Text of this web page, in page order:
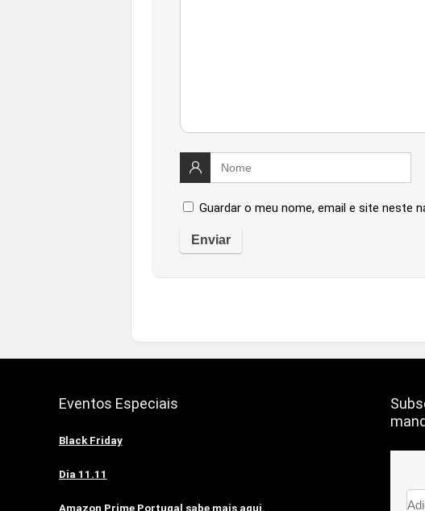
Guardar o meu nome, email e site neste
Eventos Especiais
Black Friday
Dia 11.11
Amazon Prime Portugal sabe mais aqui.